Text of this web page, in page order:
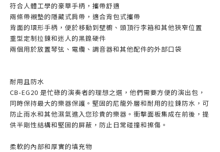
符合人體工學的豪華手柄，攜帶舒適
兩條帶襯墊的隱藏式肩帶，適合背包式攜帶
背面的環形手柄，便於移動到壁櫥、頭頂行李箱和其他狹窄位置
重型定制拉鍊和迷人的黑鎳硬件
兩個用於放置琴弦、電纜、調音器和其他配件的外部口袋
耐用且防水
CB-EG20 是忙碌的演奏者的理想之選，他們需要方便的演出包，
同時保持最大的樂器保護。堅固的尼龍外層和耐用的拉鍊防水，可
防止雨水和其他濕氣進入您珍貴的樂器。衝擊面板集成在前後，提
供半剛性結構和堅固的屏蔽，防止日常碰撞和擦傷。
柔軟的內部和厚實的填充物